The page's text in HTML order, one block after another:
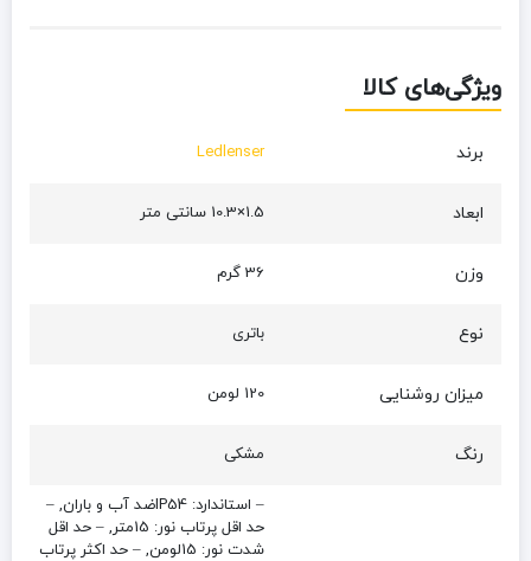
ویژگی‌های کالا
برند Ledlenser
ابعاد 1.5×10.3 سانتی متر
وزن 36 گرم
نوع باتری
میزان روشنایی 120 لومن
رنگ مشکی
– استاندارد: IP54ضد آب و باران, –
حد اقل پرتاب نور: 15متر, – حد اقل
شدت نور: 15لومن, – حد اکثر پرتاب